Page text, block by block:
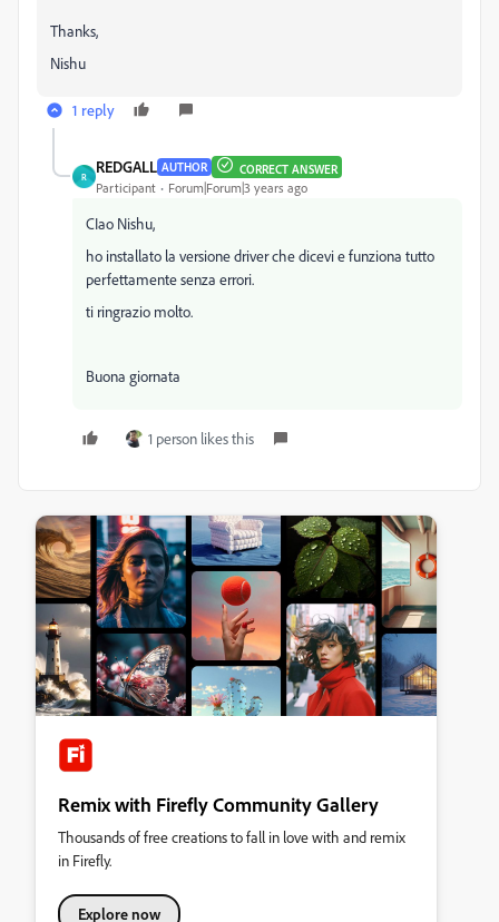
Thanks,
Nishu
1 reply
R
REDGALL AUTHOR CORRECT ANSWER
Participant Forum|Forum|3 years ago
CIao Nishu,
ho installato la versione driver che dicevi e funziona tutto
perfettamente senza errori.
ti ringrazio molto.
Buona giornata
1 person likes this
Remix with Firefly Community Gallery
Thousands of free creations to fall in love with and remix
in Firefly.
Explore now